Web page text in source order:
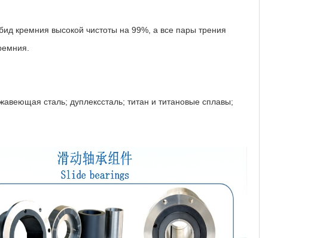
кремния высокой чистоты на 99%, а все пары трения
сталь; дуплекссталь; титан и титановые сплавы;